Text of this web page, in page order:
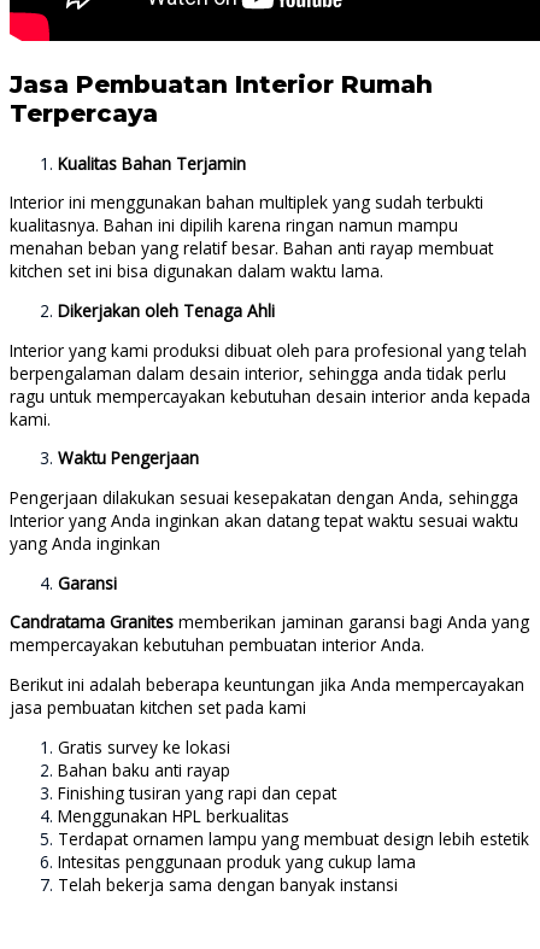
Jasa Pembuatan Interior Rumah
Terpercaya
Kualitas Bahan Terjamin
Interior ini menggunakan bahan multiplek yang sudah terbukti
kualitasnya. Bahan ini dipilih karena ringan namun mampu
menahan beban yang relatif besar. Bahan anti rayap membuat
kitchen set ini bisa digunakan dalam waktu lama.
Dikerjakan oleh Tenaga Ahli
Interior yang kami produksi dibuat oleh para profesional yang telah
berpengalaman dalam desain interior, sehingga anda tidak perlu
ragu untuk mempercayakan kebutuhan desain interior anda kepada
kami.
Waktu Pengerjaan
Pengerjaan dilakukan sesuai kesepakatan dengan Anda, sehingga
Interior yang Anda inginkan akan datang tepat waktu sesuai waktu
yang Anda inginkan
Garansi
Candratama Granites memberikan jaminan garansi bagi Anda yang
mempercayakan kebutuhan pembuatan interior Anda.
Berikut ini adalah beberapa keuntungan jika Anda mempercayakan
jasa pembuatan kitchen set pada kami
Gratis survey ke lokasi
Bahan baku anti rayap
Finishing tusiran yang rapi dan cepat
Menggunakan HPL berkualitas
Terdapat ornamen lampu yang membuat design lebih estetik
Intesitas penggunaan produk yang cukup lama
Telah bekerja sama dengan banyak instansi